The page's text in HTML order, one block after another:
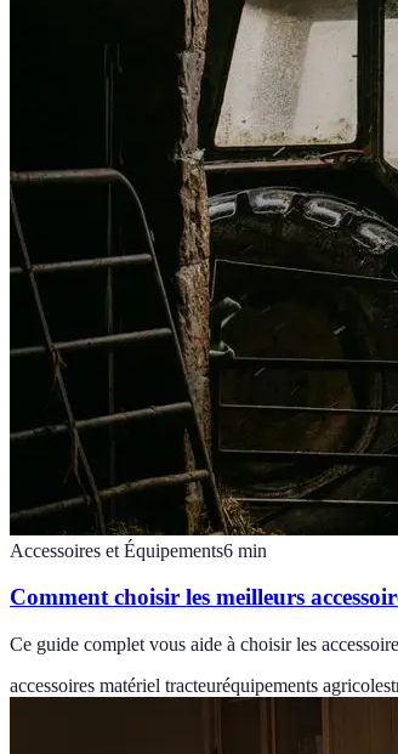
Accessoires et Équipements6 min
Comment choisir les meilleurs
Ce guide complet vous aide à choisir les
accessoires matériel tracteuréquipements agricoles